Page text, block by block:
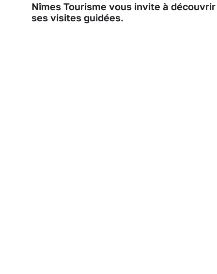
Nîmes Tourisme vous invite à découvrir
ses visites guidées.